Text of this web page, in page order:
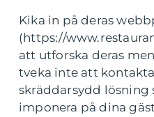
Kika in på deras
(https://
att utforska deras
tveka inte att
skräddarsydd lösning
imponera på dina